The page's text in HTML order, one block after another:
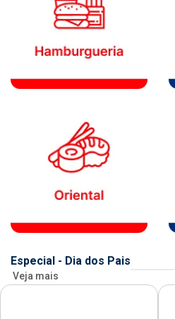
Especial - Dia dos Pais
Veja mais